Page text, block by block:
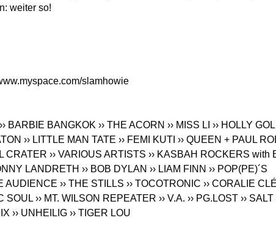
weiter so!
slamhowie
›› BARBIE BANGKOK ›› THE ACORN ›› MISS LI ›› HOLLY
›› LITTLE MAN TATE ›› FEMI KUTI ›› QUEEN + PAUL
CRATER ›› VARIOUS ARTISTS ›› KASBAH ROCKERS with
LANDRETH ›› BOB DYLAN ›› LIAM FINN ›› POP(PE)´S
AUDIENCE ›› THE STILLS ›› TOCOTRONIC ›› CORALIE
SOUL ›› MT. WILSON REPEATER ›› V.A. ›› PG.LOST ›› SALT
›› UNHEILIG ›› TIGER LOU